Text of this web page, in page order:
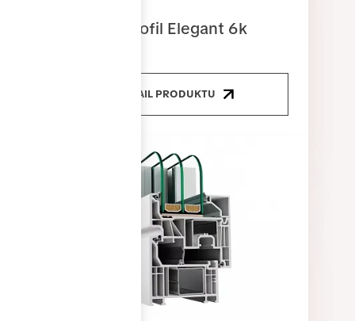
Okenní profil Elegant 6k
DETAIL PRODUKTU